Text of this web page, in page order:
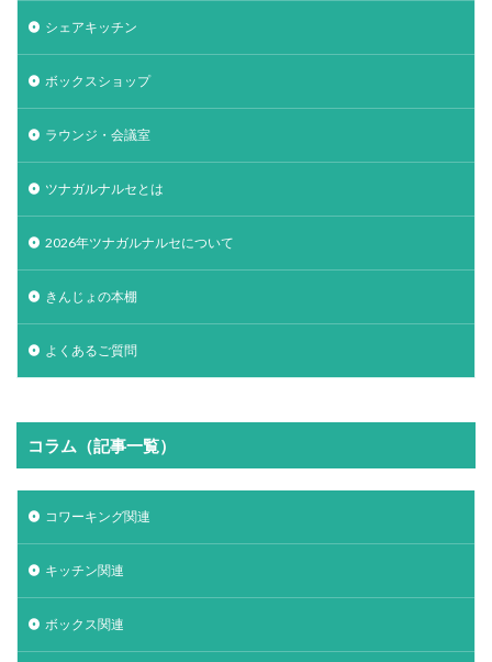
シェアキッチン
ボックスショップ
ラウンジ・会議室
ツナガルナルセとは
2026年ツナガルナルセについて
きんじょの本棚
よくあるご質問
コラム（記事一覧）
コワーキング関連
キッチン関連
ボックス関連